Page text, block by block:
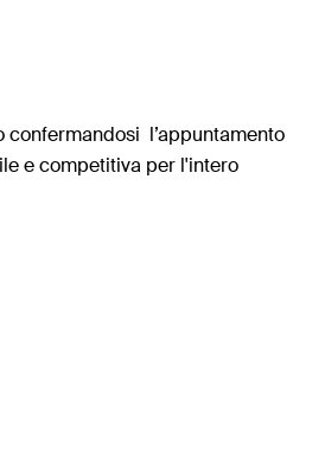
confermandosi l’appuntamento
e competitiva per l'intero